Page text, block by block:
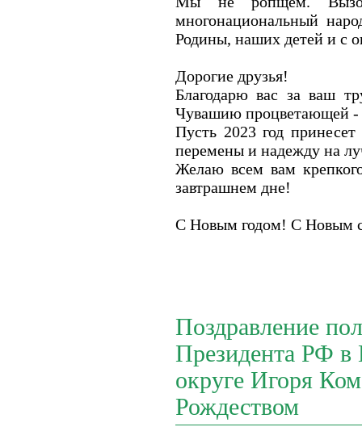
многонациональный
Родины, наших детей и с
Дорогие друзья!
Благодарю вас за ваш
Чувашию процветающей
Пусть 2023 год
перемены и надежду на
Желаю всем вам
завтрашнем дне!
С Новым годом! С Новым
Поздравление
Президента РФ в
округе Игоря
Рождеством